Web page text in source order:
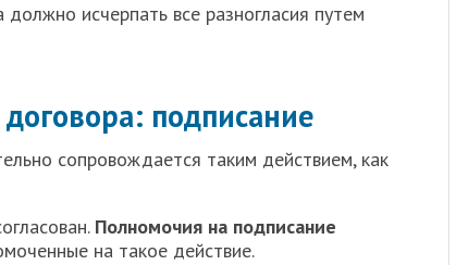
исчерпать все разногласия путем
подписание
сопровождается таким действием, как
Полномочия на подписание
на такое действие.